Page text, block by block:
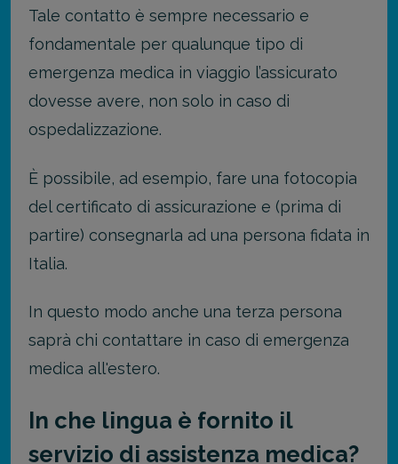
Tale contatto è sempre necessario e
fondamentale per qualunque tipo di
emergenza medica in viaggio l’assicurato
dovesse avere, non solo in caso di
ospedalizzazione.
È possibile, ad esempio, fare una fotocopia
del certificato di assicurazione e (prima di
partire) consegnarla ad una persona fidata in
Italia.
In questo modo anche una terza persona
saprà chi contattare in caso di emergenza
medica all'estero.
In che lingua è fornito il
servizio di assistenza medica?